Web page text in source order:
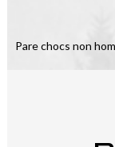
Pare chocs non